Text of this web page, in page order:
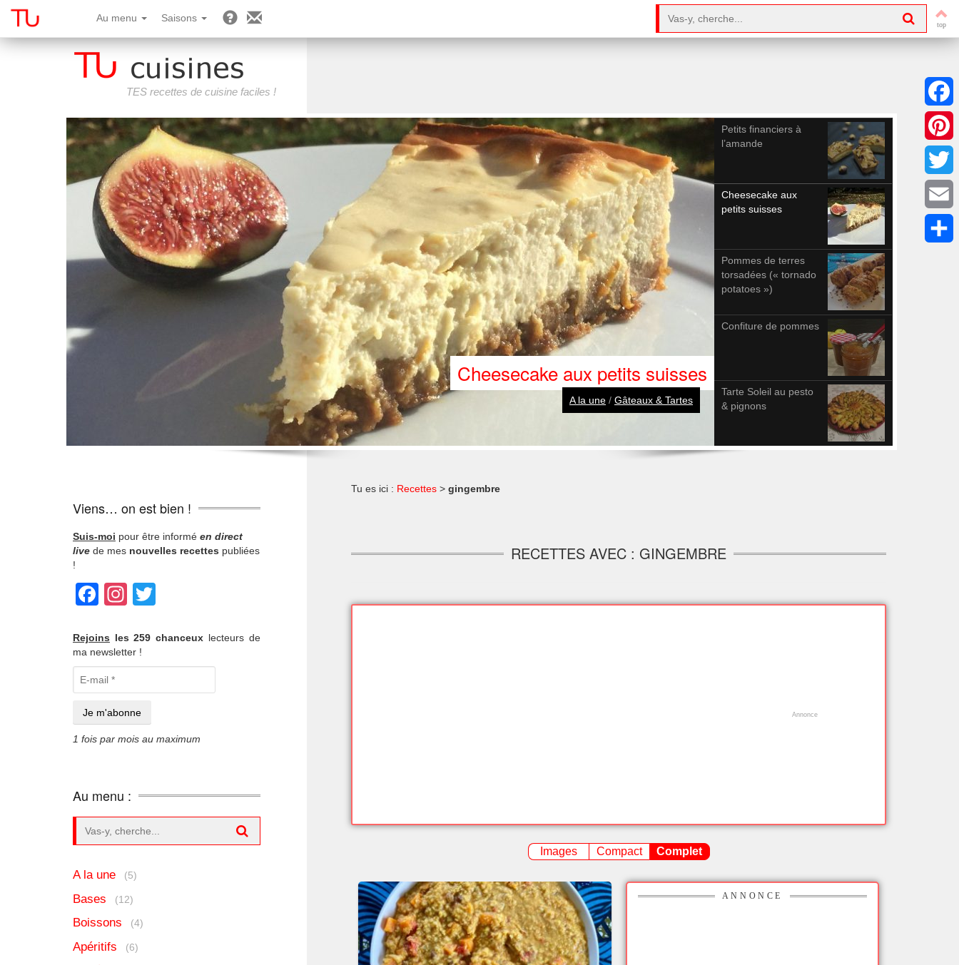
Au menu Saisons
TES recettes de cuisine faciles !
Petits financiers à
l’amande
Cheesecake aux
petits suisses
Pommes de terres
torsadées (« tornado
potatoes »)
Confiture de pommes
Tarte Soleil au pesto
& pignons
Cheesecake aux petits suisses
A la une / Gâteaux & Tartes
Tu es ici : Recettes > gingembre
RECETTES AVEC : GINGEMBRE
Images Compact Complet
ANNONCE
Viens… on est bien !
Suis-moi pour être informé en direct
live de mes nouvelles recettes publiées
!
Facebook
Instagram
Rejoins les 259 chanceux lecteurs de
ma newsletter !
1 fois par mois au maximum
Au menu :
A la une (5)
Bases (12)
Boissons (4)
Apéritifs (6)
Twitter
Email